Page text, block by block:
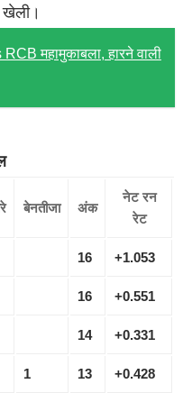
खेली।
महामुकाबला, हारने वाली
बेनतीजा अंक
नेट रन
रेट
16 +1.053
16 +0.551
14 +0.331
1 13 +0.428